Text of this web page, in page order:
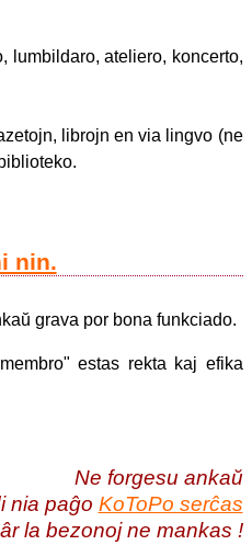
lumbildaro, ateliero, koncerto,
librojn en via lingvo (ne
nin.
grava por bona funkciado.
estas rekta kaj efika
Ne forgesu ankaŭ
nia paĝo KoToPo serĉas
la bezonoj ne mankas !